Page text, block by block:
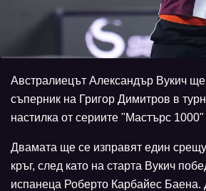
Австралиецът Александър Вукич
съперник на Григор Димитров в
настилка от сериите "Мастърс
Двамата ще се изправят един
кръг, след като на старта Вукич
испанеца Роберто Карбайес